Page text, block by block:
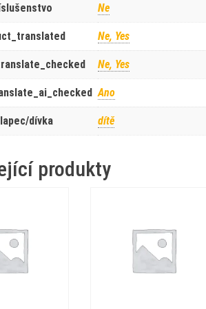
Ne
Ne, Yes
Ne, Yes
Ano
dívka dítě
produkty